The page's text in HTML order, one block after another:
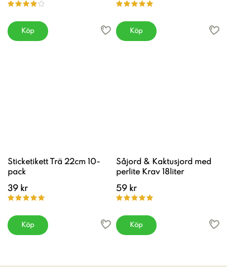
Köp Köp
Sticketikett Trä 22cm 10-
pack
39 kr
Köp
Såjord & Kaktusjord med
perlite Krav 18liter
59 kr
Köp